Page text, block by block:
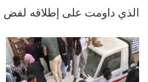
الذي داومت على إطلاقه لفض